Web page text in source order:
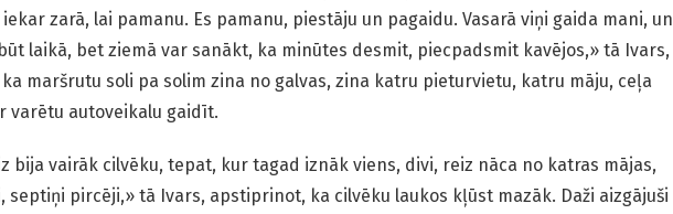
iekar zarā, lai pamanu. Es pamanu, piestāju un pagaidu. Vasarā viņi gaida mani, un
laikā, bet ziemā var sanākt, ka minūtes desmit, piecpadsmit kavējos,» tā Ivars,
maršrutu soli pa solim zina no galvas, zina katru pieturvietu, katru māju, ceļa
varētu autoveikalu gaidīt.
bija vairāk cilvēku, tepat, kur tagad iznāk viens, divi, reiz nāca no katras mājas,
septiņi pircēji,» tā Ivars, apstiprinot, ka cilvēku laukos kļūst mazāk. Daži aizgājuši